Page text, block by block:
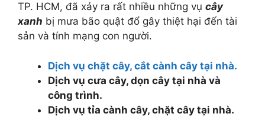
TP. HCM, đã xảy ra rất nhiều những vụ cây
xanh bị mưa bão quật đổ gây thiệt hại đến tài
sản và tính mạng con người.
Dịch vụ chặt cây, cắt cành cây tại nhà.
Dịch vụ cưa cây, dọn cây tại nhà và
công trình.
Dịch vụ tỉa cành cây, chặt cây tại nhà.